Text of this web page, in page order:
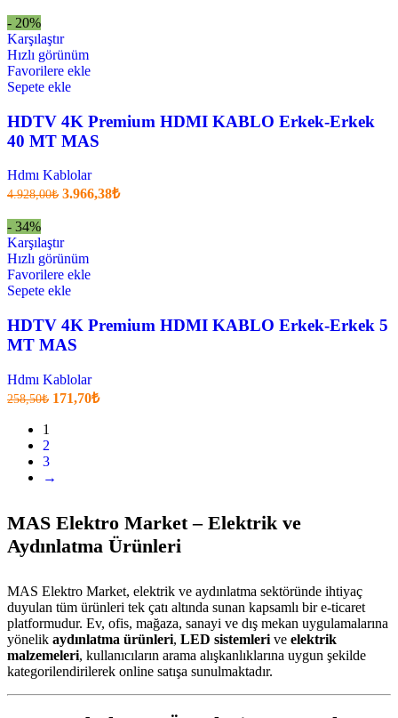
- 20%
Karşılaştır
Hızlı görünüm
Favorilere ekle
Sepete ekle
HDTV 4K Premium HDMI KABLO Erkek-Erkek
40 MT MAS
Hdmı Kablolar
4.928,00₺ Orijinal
3.966,38₺Şu
- 34%
Karşılaştır
Hızlı görünüm
Favorilere ekle
Sepete ekle
HDTV 4K Premium HDMI KABLO Erkek-Erkek 5
MT MAS
Hdmı Kablolar
258,50₺ Orijinal
171,70₺Şu
1
2
3
→
MAS Elektro Market – Elektrik ve
Aydınlatma Ürünleri
MAS Elektro Market, elektrik ve aydınlatma sektöründe ihtiyaç
duyulan tüm ürünleri tek çatı altında sunan kapsamlı bir e-ticaret
platformudur. Ev, ofis, mağaza, sanayi ve dış mekan uygulamalarına
yönelik aydınlatma ürünleri, LED sistemleri ve elektrik
malzemeleri, kullanıcıların arama alışkanlıklarına uygun şekilde
kategorilendirilerek online satışa sunulmaktadır.